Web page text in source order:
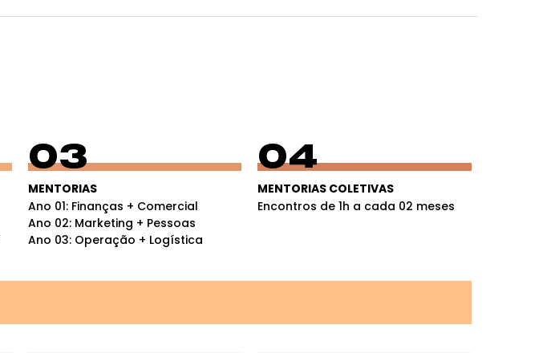
03
MENTORIAS
Ano 01: Finanças + Comercial
Ano 02: Marketing + Pessoas
Ano 03: Operação + Logística
04
MENTORIAS COLETIVAS
Encontros de 1h a cada 02 meses